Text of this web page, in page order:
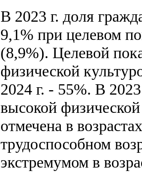
В 2023 г. доля
9,1% при целевом
(8,9%). Целевой
физической
2024 г. - 55%. В
высокой
отмечена в
трудоспособном
экстремумом в